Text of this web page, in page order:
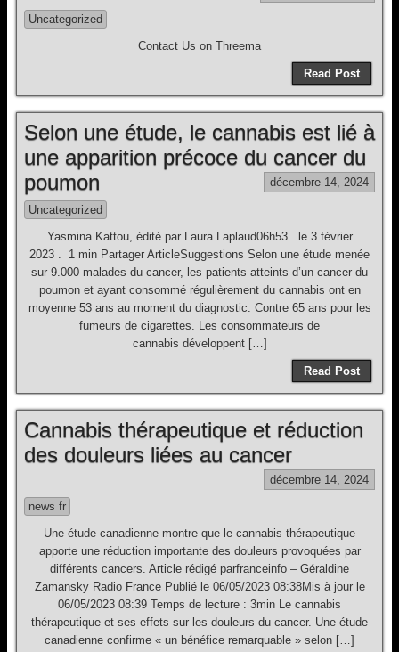
Uncategorized
Contact Us on Threema
Read Post
Selon une étude, le cannabis est lié à
une apparition précoce du cancer du
poumon
décembre 14, 2024
Uncategorized
Yasmina Kattou, édité par Laura Laplaud06h53 . le 3 février
2023 . 1 min Partager ArticleSuggestions Selon une étude menée
sur 9.000 malades du cancer, les patients atteints d’un cancer du
poumon et ayant consommé régulièrement du cannabis ont en
moyenne 53 ans au moment du diagnostic. Contre 65 ans pour les
fumeurs de cigarettes. Les consommateurs de
cannabis développent […]
Read Post
Cannabis thérapeutique et réduction
des douleurs liées au cancer
décembre 14, 2024
news fr
Une étude canadienne montre que le cannabis thérapeutique
apporte une réduction importante des douleurs provoquées par
différents cancers. Article rédigé parfranceinfo – Géraldine
Zamansky Radio France Publié le 06/05/2023 08:38Mis à jour le
06/05/2023 08:39 Temps de lecture : 3min Le cannabis
thérapeutique et ses effets sur les douleurs du cancer. Une étude
canadienne confirme « un bénéfice remarquable » selon […]